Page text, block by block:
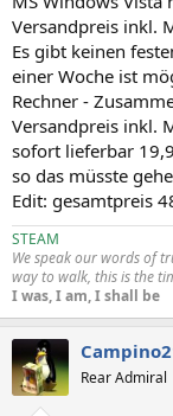
Versandpreis inkl.
Es gibt keinen
einer Woche ist
Rechner -
Versandpreis inkl.
sofort lieferbar
so das müsste
Edit: gesamtpreis
STEAM
We speak our words of
way to walk, this is the
I was, I am, I shall be
Rear Admiral